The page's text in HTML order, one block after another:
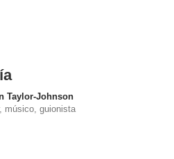
Taylor-Johnson
músico, guionista